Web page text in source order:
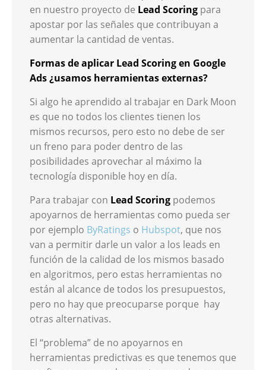
en nuestro proyecto de Lead Scoring para
apostar por las señales que contribuyan a
aumentar la cantidad de ventas.
Formas de aplicar Lead Scoring en Google
Ads ¿usamos herramientas externas?
Si algo he aprendido al trabajar en Dark Moon
es que no todos los clientes tienen los
mismos recursos, pero esto no debe de ser
un freno para poder dentro de las
posibilidades aprovechar al máximo la
tecnología disponible hoy en día.
Para trabajar con Lead Scoring podemos
apoyarnos de herramientas como pueda ser
por ejemplo ByRatings o Hubspot, que nos
van a permitir darle un valor a los leads en
función de la calidad de los mismos basado
en algoritmos, pero estas herramientas no
están al alcance de todos los presupuestos,
pero no hay que preocuparse porque hay
otras alternativas.
El “problema” de no apoyarnos en
herramientas predictivas es que tenemos que